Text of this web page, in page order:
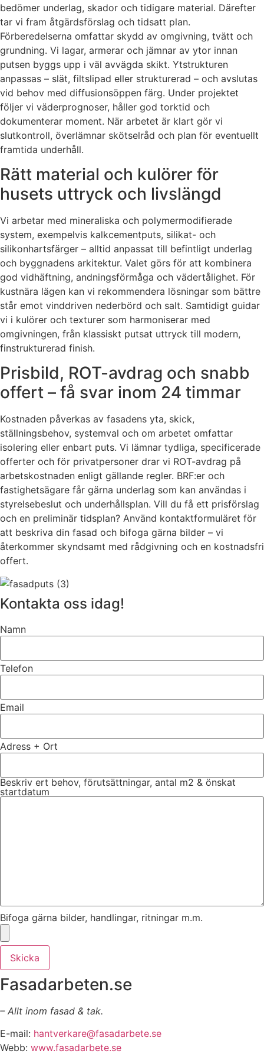
bedömer underlag, skador och tidigare material. Därefter
tar vi fram åtgärdsförslag och tidsatt plan.
Förberedelserna omfattar skydd av omgivning, tvätt och
grundning. Vi lagar, armerar och jämnar av ytor innan
putsen byggs upp i väl avvägda skikt. Ytstrukturen
anpassas – slät, filtslipad eller strukturerad – och avslutas
vid behov med diffusionsöppen färg. Under projektet
följer vi väderprognoser, håller god torktid och
dokumenterar moment. När arbetet är klart gör vi
slutkontroll, överlämnar skötselråd och plan för eventuellt
framtida underhåll.
Rätt material och kulörer för
husets uttryck och livslängd
Vi arbetar med mineraliska och polymermodifierade
system, exempelvis kalkcementputs, silikat- och
silikonhartsfärger – alltid anpassat till befintligt underlag
och byggnadens arkitektur. Valet görs för att kombinera
god vidhäftning, andningsförmåga och vädertålighet. För
kustnära lägen kan vi rekommendera lösningar som bättre
står emot vinddriven nederbörd och salt. Samtidigt guidar
vi i kulörer och texturer som harmoniserar med
omgivningen, från klassiskt putsat uttryck till modern,
finstrukturerad finish.
Prisbild, ROT-avdrag och snabb
offert – få svar inom 24 timmar
Kostnaden påverkas av fasadens yta, skick,
ställningsbehov, systemval och om arbetet omfattar
isolering eller enbart puts. Vi lämnar tydliga, specificerade
offerter och för privatpersoner drar vi ROT-avdrag på
arbetskostnaden enligt gällande regler. BRF:er och
fastighetsägare får gärna underlag som kan användas i
styrelsebeslut och underhållsplan. Vill du få ett prisförslag
och en preliminär tidsplan? Använd kontaktformuläret för
att beskriva din fasad och bifoga gärna bilder – vi
återkommer skyndsamt med rådgivning och en kostnadsfri
offert.
Kontakta oss idag!
Namn
Telefon
Email
Adress + Ort
Beskriv ert behov, förutsättningar, antal m2 & önskat
startdatum
Bifoga gärna bilder, handlingar, ritningar m.m.
Skicka
Fasadarbeten.se
– Allt inom fasad & tak.
E-mail: hantverkare@fasadarbete.se
Webb: www.fasadarbete.se